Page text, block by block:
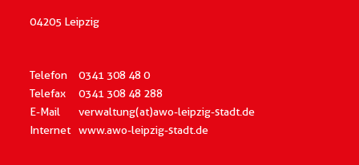
04205 Leipzig
Telefon
0341 308 48 0
Telefax
0341 308 48 288
E-Mail
verwaltung(at)awo-leipzig-stadt.de
Internet
www.awo-leipzig-stadt.de